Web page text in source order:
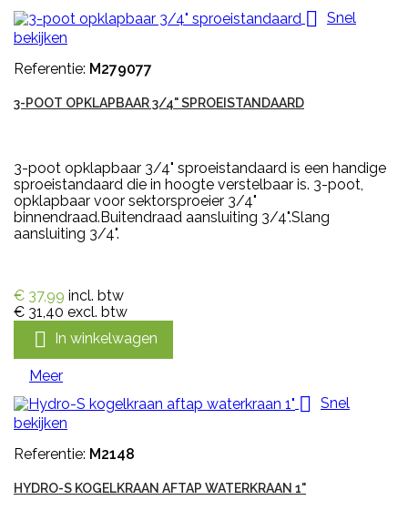
 Snel
bekijken
Referentie: M279077
3-POOT OPKLAPBAAR 3/4" SPROEISTANDAARD
3-poot opklapbaar 3/4" sproeistandaard is een handige
sproeistandaard die in hoogte verstelbaar is. 3-poot,
opklapbaar voor sektorsproeier 3/4"
binnendraad.Buitendraad aansluiting 3/4".Slang
aansluiting 3/4".
€ 37,99 incl. btw
€ 31,40 excl. btw
 In winkelwagen
Meer
 Snel
bekijken
Referentie: M2148
HYDRO-S KOGELKRAAN AFTAP WATERKRAAN 1"